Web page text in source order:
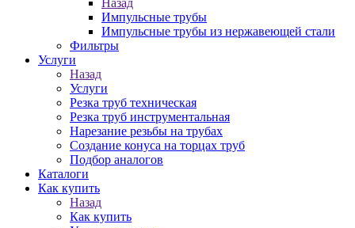
Назад
Импульсные трубы
Импульсные трубы из нержавеющей стали
Фильтры
Услуги
Назад
Услуги
Резка труб техническая
Резка труб инструментальная
Нарезание резьбы на трубах
Создание конуса на торцах труб
Подбор аналогов
Каталоги
Как купить
Назад
Как купить